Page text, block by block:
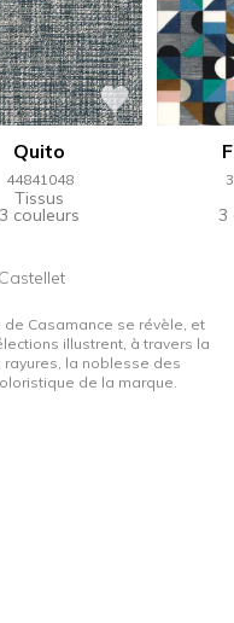
Quito
44841048
Tissus
3 couleurs 3
Castellet
Casamance se révèle, et
illustrent, à travers la
la noblesse des
de la marque.